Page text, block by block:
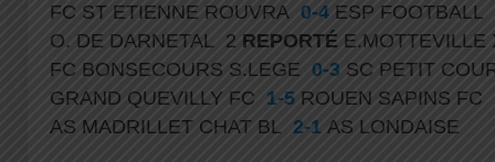
FC ST ETIENNE ROUVRA 0-4 ESP FOOTBALL
O. DE DARNETAL 2 REPORTÉ
FC BONSECOURS S.LEGE 0-3 SC PETIT
GRAND QUEVILLY FC 1-5 ROUEN SAPINS
AS MADRILLET CHAT BL 2-1 AS LONDAISE